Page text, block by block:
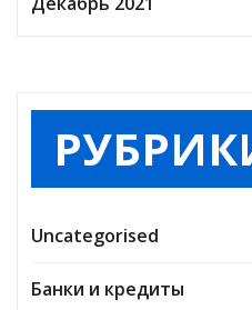
Uncategorised
Банки и кредиты